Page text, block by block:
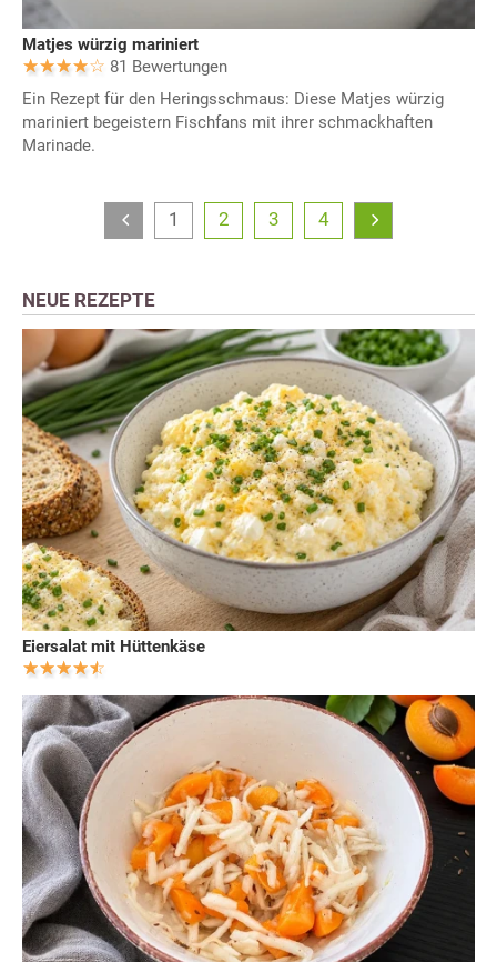
Matjes würzig mariniert
81 Bewertungen
Ein Rezept für den Heringsschmaus: Diese Matjes würzig
mariniert begeistern Fischfans mit ihrer schmackhaften
Marinade.
1 2 3 4
NEUE REZEPTE
Eiersalat mit Hüttenkäse